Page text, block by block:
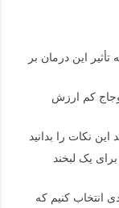
این درمان بر
کم ارزش
نکات را بدانید
یک لبخند
انتخاب کنیم که